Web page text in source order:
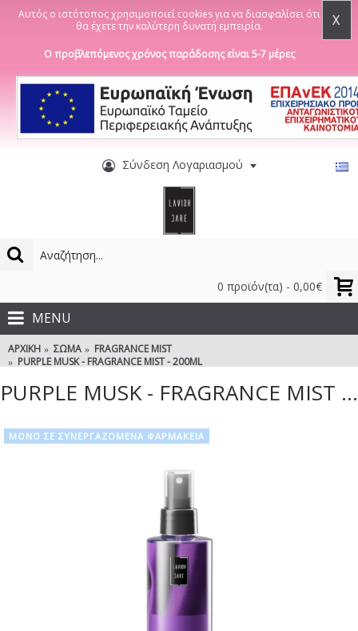
Αυτός ο ιστότοπος χρησιμοποιεί cookies για να διασφαλίσει ότι
θα έχετε την καλύτερη δυνατή εμπειρία.
X
Ο προβλεπόμενος χρόνος παράδοσης είναι 5-7 μέρες
Σύνδεση Λογαριασμού
0 προϊόν(τα) - 0,00€
MENU
ΑΡΧΙΚΉ ΣΏΜΑ
FRAGRANCE MIST
PURPLE MUSK - FRAGRANCE MIST - 200ML
PURPLE MUSK - FRAGRANCE MIST - 200ML
ΜΟΝΟ ΣΕ ΣΥΝΕΡΓΑΖΟΜΕΝΑ ΦΑΡΜΑΚΕΙΑ